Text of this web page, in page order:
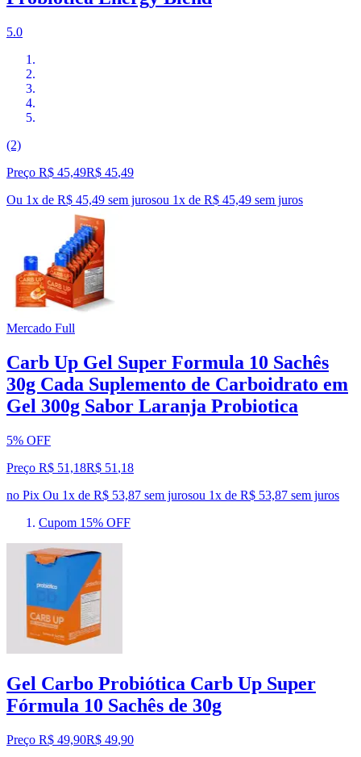
5.0
(2)
Preço R$ 45,49R$ 45,49
Ou 1x de R$ 45,49 sem jurosou 1x de R$ 45,49 sem juros
Mercado Full
Carb Up Gel Super Formula 10 Sachês
30g Cada Suplemento de Carboidrato em
Gel 300g Sabor Laranja Probiotica
5% OFF
Preço R$ 51,18R$ 51 ,18
no Pix Ou 1x de R$ 53,87 sem jurosou 1x de R$ 53,87 sem juros
Cupom 15% OFF
Gel Carbo Probiótica Carb Up Super
Fórmula 10 Sachês de 30g
Preço R$ 49,90R$ 49,90